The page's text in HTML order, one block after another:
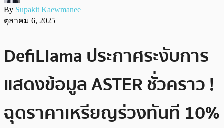
By Supakit Kaewmanee
ตุลาคม 6, 2025
DefiLlama ประกาศระงับการ
แสดงข้อมูล ASTER ชั่วคราว !
ฉุดราคาเหรียญร่วงทันที 10%